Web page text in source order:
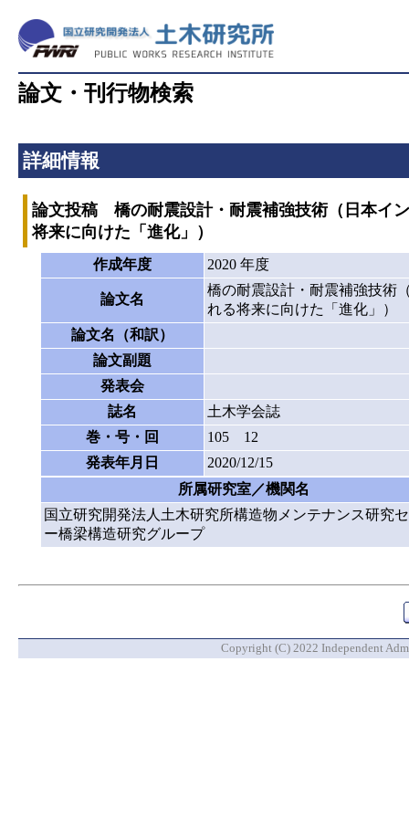
論文・刊行物検索
詳細情報
論文投稿 橋の耐震設計・耐震補強技術（日本イ
将来に向けた「進化」）
作成年度 2020 年度
論文名
橋の耐震設計・耐震補強技術
れる将来に向けた「進化」）
論文名（和訳）
論文副題
発表会
誌名
土木学会誌
巻・号・回
105 12
発表年月日
2020/12/15
所属研究室／機関名
国立研究開発法人土木研究所構造物メンテナンス研究
ー橋梁構造研究グループ
Copyright (C) 2022 Independent